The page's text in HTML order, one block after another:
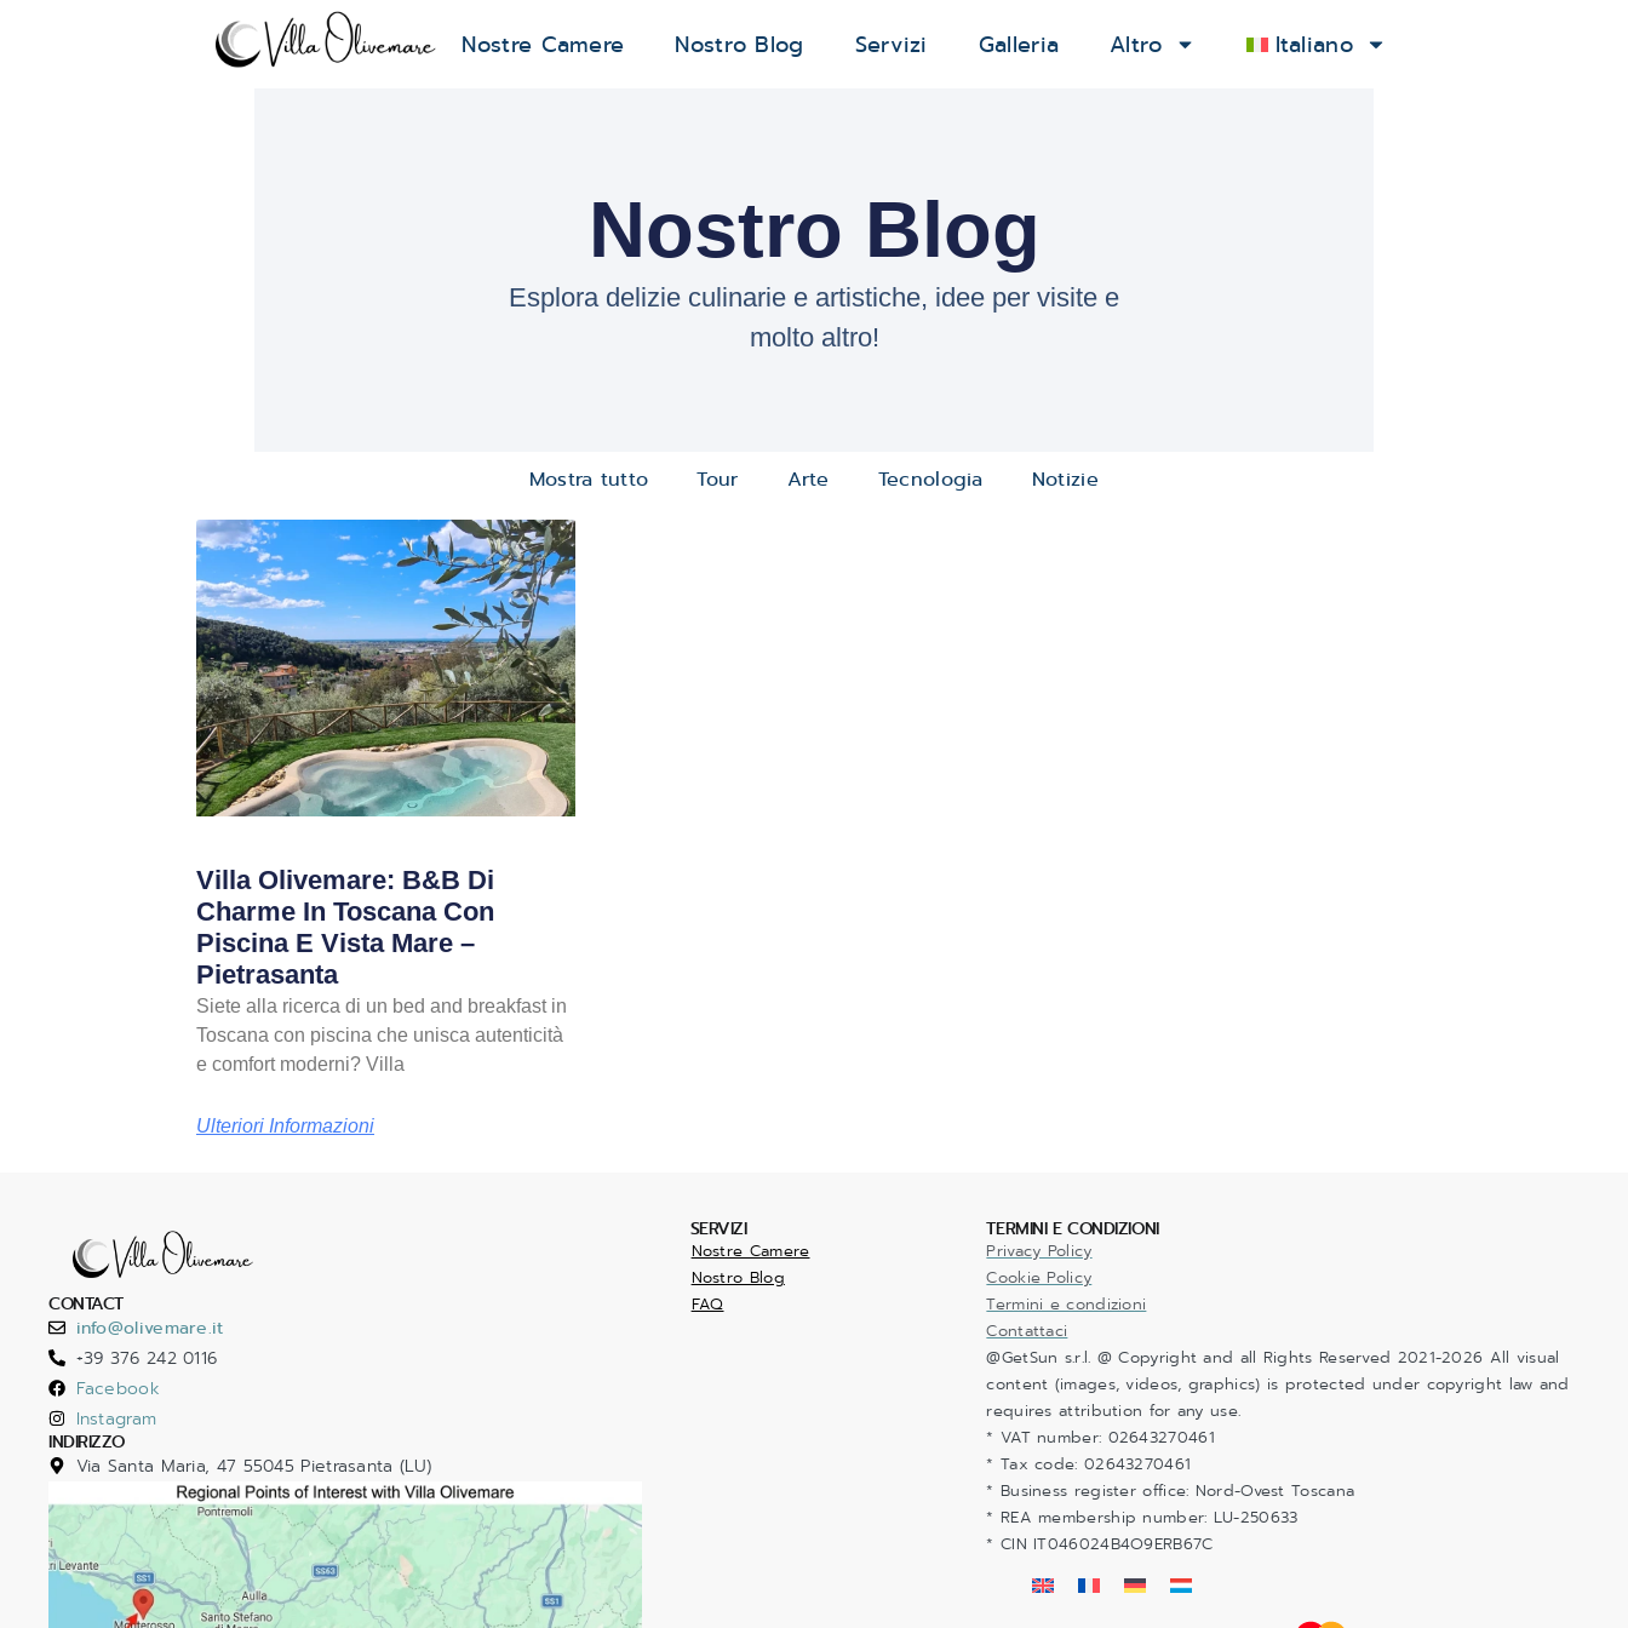
Nostre Camere Nostro Blog Servizi Galleria Altro Italiano
Nostro Blog
Esplora delizie culinarie e artistiche, idee per visite e
molto altro!
Mostra tutto Tour Arte Tecnologia Notizie
Villa Olivemare: B&B Di
Charme In Toscana Con
Piscina E Vista Mare –
Pietrasanta
Siete alla ricerca di un bed and breakfast in
Toscana con piscina che unisca autenticità
e comfort moderni? Villa
Ulteriori Informazioni
CONTACT
info@olivemare.it
+39 376 242 0116
Facebook
Instagram
INDIRIZZO
Via Santa Maria, 47 55045 Pietrasanta (LU)
SERVIZI
Nostre Camere
Nostro Blog
FAQ
TERMINI E CONDIZIONI
Privacy Policy
Cookie Policy
Termini e condizioni
Contattaci
@GetSun s.r.l. @ Copyright and all Rights Reserved 2021-2026 All visual
content (images, videos, graphics) is protected under copyright law and
requires attribution for any use.
* VAT number: 02643270461
* Tax code: 02643270461
* Business register office: Nord-Ovest Toscana
* REA membership number: LU-250633
* CIN IT046024B4O9ERB67C